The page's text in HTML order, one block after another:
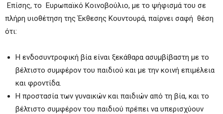
Επίσης, το Ευρωπαϊκό Κοινοβούλιο, με το ψήφισμά του σε
πλήρη υιοθέτηση της Έκθεσης Κουντουρά, παίρνει σαφή θέση
ότι:
Η ενδοσυντροφική βία είναι ξεκάθαρα ασυμβίβαστη με το
βέλτιστο συμφέρον του παιδιού και με την κοινή επιμέλεια
και φροντίδα.
Η προστασία των γυναικών και παιδιών από τη βία, και το
βέλτιστο συμφέρον του παιδιού πρέπει να υπερισχύουν